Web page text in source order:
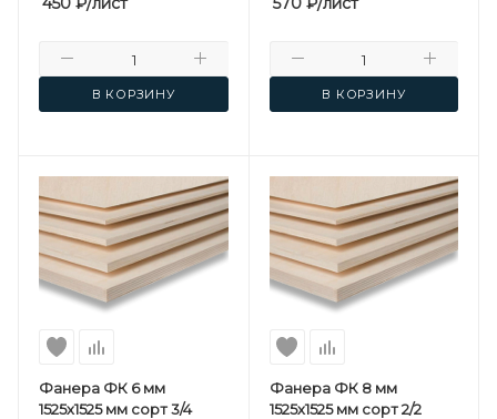
В КОРЗИНУ В КОРЗИНУ
Фанера ФК 6 мм
1525х1525 мм сорт 3/4
Фанера ФК 8 мм
1525х1525 мм сорт 2/2